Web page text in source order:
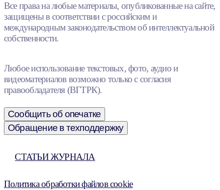
Все права на любые материалы, опубликованные на сайте,
защищены в соответствии с российским и
международным законодательством об интеллектуальной
собственности.
Любое использование текстовых, фото, аудио и
видеоматериалов возможно только с согласия
правообладателя (ВГТРК).
Сообщить об опечатке
Обращение в техподдержку
СТАТЬИ ЖУРНАЛА
Политика обработки файлов cookie